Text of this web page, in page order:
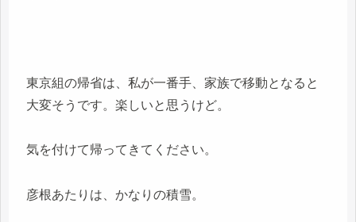
東京組の帰省は、私が一番手、家族で移動となると
大変そうです。楽しいと思うけど。
気を付けて帰ってきてください。
彦根あたりは、かなりの積雪。